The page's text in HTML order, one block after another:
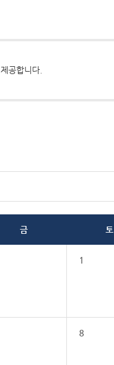
공합니다.
금 토
1
8